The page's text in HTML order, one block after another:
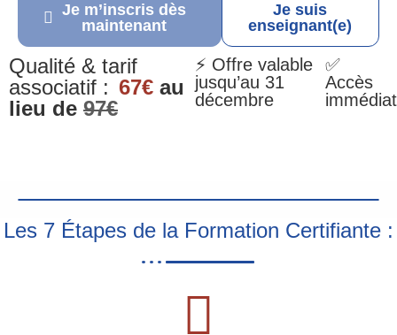
Je m’inscris dès
maintenant
Je suis
enseignant(e)
Qualité & tarif
associatif : 67€ au
lieu de 97€
⚡ Offre valable
jusqu’au 31
décembre
✅
Accès
immédiat
Les 7 Étapes de la Formation Certifiante :